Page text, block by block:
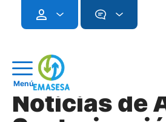
Menú
Noticias de